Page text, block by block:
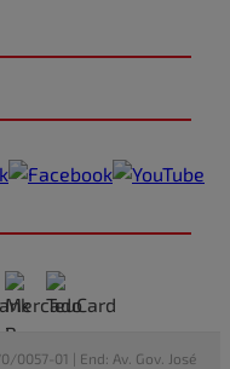
0057-01 | End: Av. Gov. José